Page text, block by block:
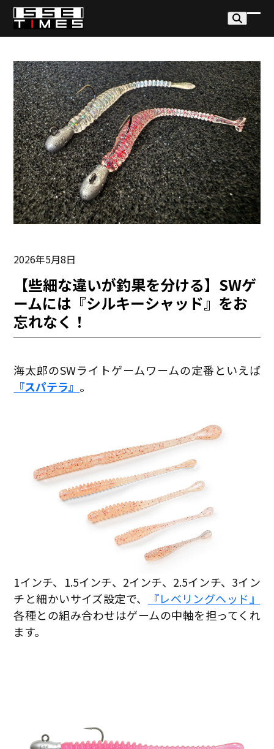
Skip
content
モ
イ
ル
メ
ニ
ュ
ー
を
開
く
モ
イ
ル
メ
ニ
ュ
ー
を
閉
じ
2026年5月8日
【些細な違いが釣果を分ける】SWゲ
ームには『シルキーシャッド』をお
忘れなく！
海太郎のSWライトゲームワームの定番といえば
『スパテラ』 。
1インチ、1.5インチ、2インチ、2.5インチ、3イン
チと細かいサイズ設定で、
『レベリングヘッド』
各種との組み合わせはゲームの中軸を担ってくれ
ます。